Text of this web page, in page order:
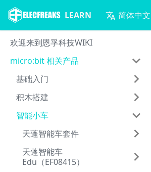
LEARN 简体中文
欢迎来到恩孚科技WIKI
micro:bit 相关产品
基础入门
积木搭建
智能小车
天蓬智能车套件
天蓬智能车
Edu（EF08415）